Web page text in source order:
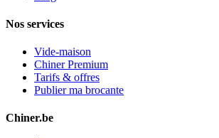
Nos services
Vide-maison
Chiner Premium
Tarifs & offres
Publier ma brocante
Chiner.be